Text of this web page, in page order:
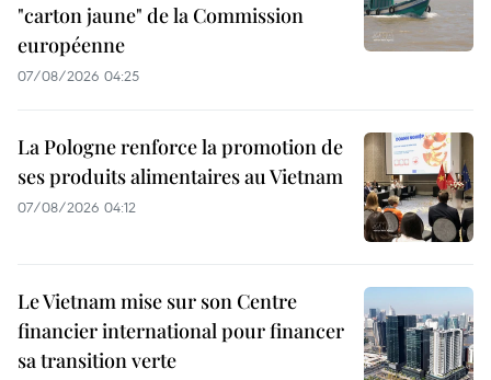
"carton jaune" de la Commission
européenne
07/08/2026 04:25
La Pologne renforce la promotion de
ses produits alimentaires au Vietnam
07/08/2026 04:12
Le Vietnam mise sur son Centre
financier international pour financer
sa transition verte